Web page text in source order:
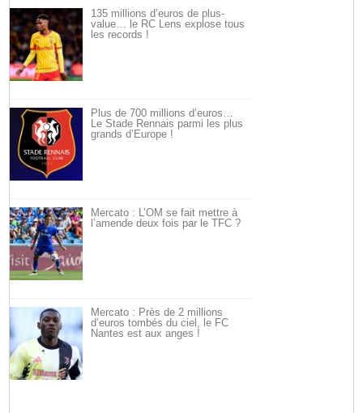
135 millions d’euros de plus-
value… le RC Lens explose tous
les records !
Plus de 700 millions d’euros…
Le Stade Rennais parmi les plus
grands d’Europe !
Mercato : L’OM se fait mettre à
l’amende deux fois par le TFC ?
Mercato : Près de 2 millions
d’euros tombés du ciel, le FC
Nantes est aux anges !